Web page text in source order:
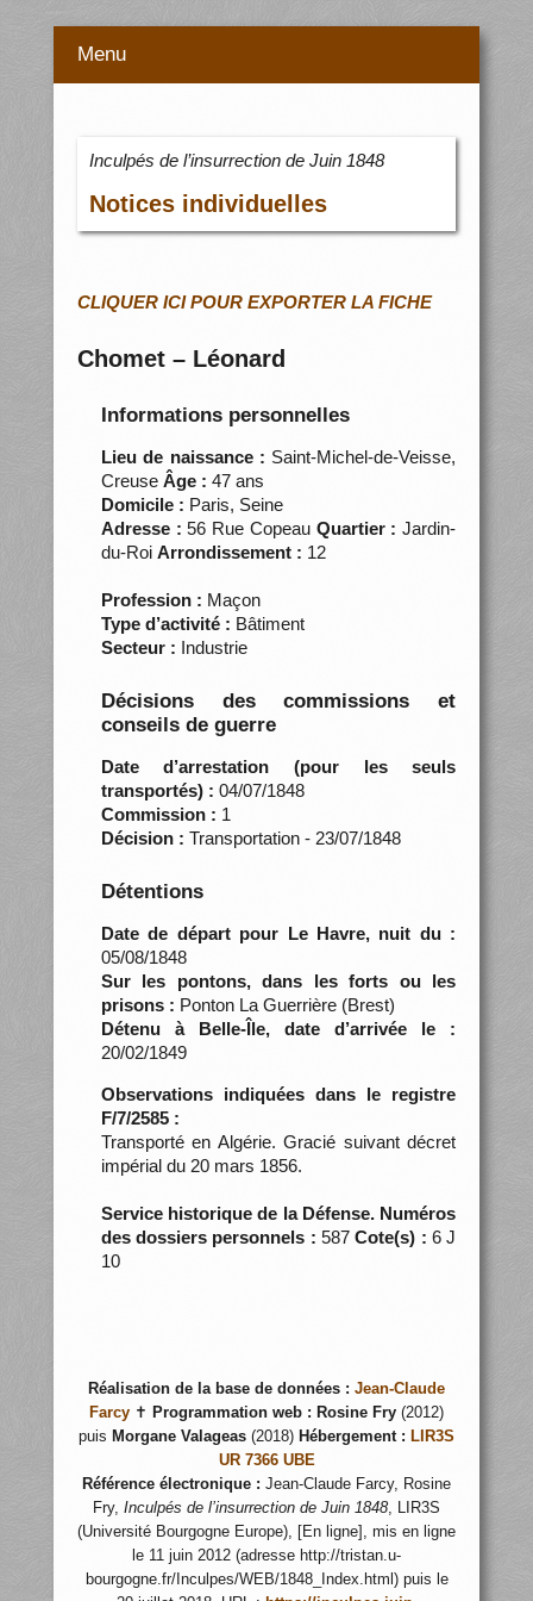
Menu
Inculpés de l’insurrection de Juin 1848
Notices individuelles
CLIQUER ICI POUR EXPORTER LA FICHE
Chomet – Léonard
Informations personnelles
Lieu de naissance : Saint-Michel-de-Veisse,
CreuseÂge : 47 ans
Domicile : Paris, Seine
Adresse : 56 Rue Copeau Quartier : Jardin-
du-Roi Arrondissement : 12
Profession : Maçon
Type d’activité : Bâtiment
Secteur : Industrie
Décisions des commissions et
conseils de guerre
Date d’arrestation (pour les seuls
transportés) : 04/07/1848
Commission : 1
Décision : Transportation - 23/07/1848
Détentions
Date de départ pour Le Havre, nuit du :
05/08/1848
Sur les pontons, dans les forts ou les
prisons : Ponton La Guerrière (Brest)
Détenu à Belle-Île, date d’arrivée le :
20/02/1849
Observations indiquées dans le registre
F/7/2585 :
Transporté en Algérie. Gracié suivant décret
impérial du 20 mars 1856.
Service historique de la Défense. Numéros
des dossiers personnels : 587Cote(s) : 6 J
10
Réalisation de la base de données : Jean-Claude
Farcy ✝ Programmation web : Rosine Fry (2012)
puis Morgane Valageas (2018) Hébergement : LIR3S
UR 7366 UBE
Référence électronique : Jean-Claude Farcy, Rosine
Fry, Inculpés de l’insurrection de Juin 1848, LIR3S
(Université Bourgogne Europe), [En ligne], mis en ligne
le 11 juin 2012 (adresse http://tristan.u-
bourgogne.fr/Inculpes/WEB/1848_Index.html) puis le